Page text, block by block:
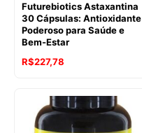
Futurebiotics Astaxantina
30 Cápsulas: Antioxidante
Poderoso para Saúde e
Bem-Estar
R$227,78